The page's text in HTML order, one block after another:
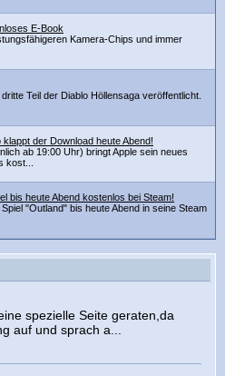
E-Book
Kamera-Chips und immer
Teil der Diablo Höllensaga veröffentlicht.
der Download heute Abend!
ab 19:00 Uhr) bringt Apple sein neues
kost...
bis heute Abend kostenlos bei Steam!
"Outland" bis heute Abend in seine Steam
spezielle Seite geraten,da
auf und sprach a...